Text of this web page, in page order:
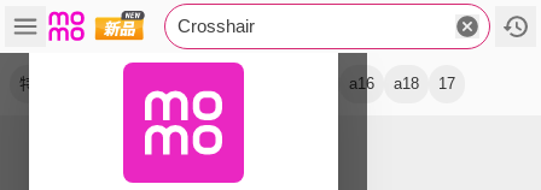
Crosshair
特仕版 a16 a18 17